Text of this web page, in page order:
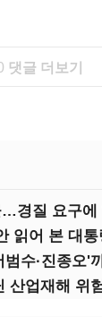
댓글 더보기